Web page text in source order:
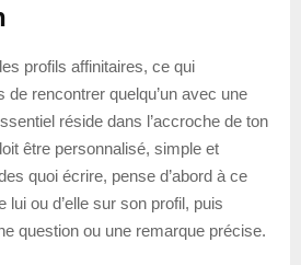
profils affinitaires, ce qui
rencontrer quelqu’un avec une
réside dans l’accroche de ton
être personnalisé, simple et
quoi écrire, pense d’abord à ce
lui ou d’elle sur son profil, puis
question ou une remarque précise.